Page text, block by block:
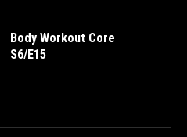
Body Workout Core
S6/E15